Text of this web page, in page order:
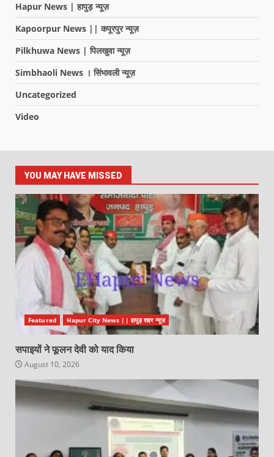
Hapur News | हापुड़ न्यूज़
Kapoorpur News || कपूरपुर न्यूज़
Pilkhuwa News | पिलखुवा न्यूज़
Simbhaoli News । सिंभावली न्यूज़
Uncategorized
Video
YOU MAY HAVE MISSED
Featured Hapur City News || हापुड़ शहर न्यूज़
सपाइयों ने फूलन देवी को याद किया
August 10, 2026